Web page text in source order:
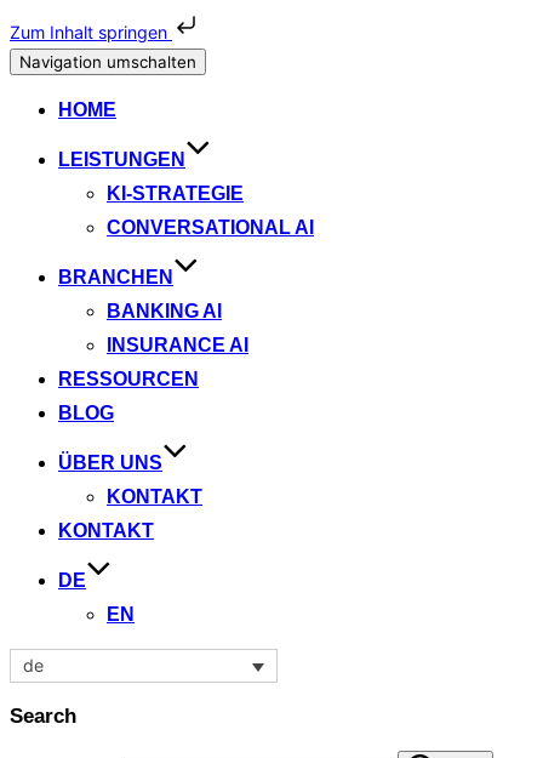
Zum Inhalt springen
Navigation umschalten
HOME
LEISTUNGEN
KI-STRATEGIE
CONVERSATIONAL AI
BRANCHEN
BANKING AI
INSURANCE AI
RESSOURCEN
BLOG
ÜBER UNS
KONTAKT
KONTAKT
DE
EN
de
Search